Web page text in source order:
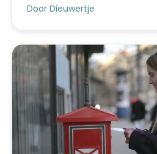
Door Dieuwertje